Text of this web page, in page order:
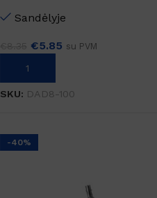
Sandėlyje
€5.85 su PVM
Į KREPŠELĮ
SKU: DAD8-100
-40%